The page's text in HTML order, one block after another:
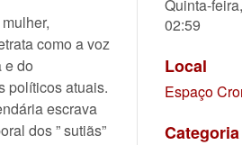
como a voz
e do
políticos atuais.
escrava
dos ” sutiãs”
Quinta-
02:59
Local
Espaço